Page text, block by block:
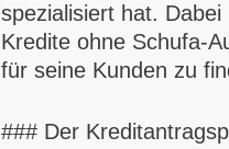
spezialisiert hat.
Kredite ohne Schufa-
für seine Kunden zu
### Der